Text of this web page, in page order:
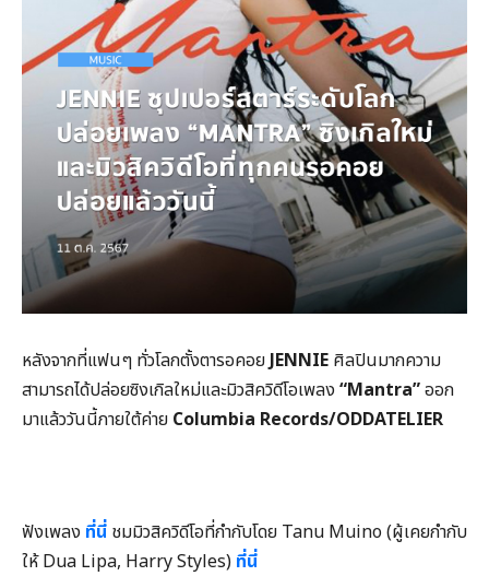
หลังจากที่แฟนๆ ทั่วโลกตั้งตารอคอยJENNIE ศิลปินมากความ
สามารถได้ปล่อยซิงเกิลใหม่และมิวสิควิดีโอเพลง “Mantra”ออก
มาแล้ววันนี้ภายใต้ค่าย Columbia Records/ODDATELIER
ฟังเพลง ที่นี่ ชมมิวสิควิดีโอที่กำกับโดย Tanu Muino (ผู้เคยกำกับ
ให้ Dua Lipa, Harry Styles) ที่นี่